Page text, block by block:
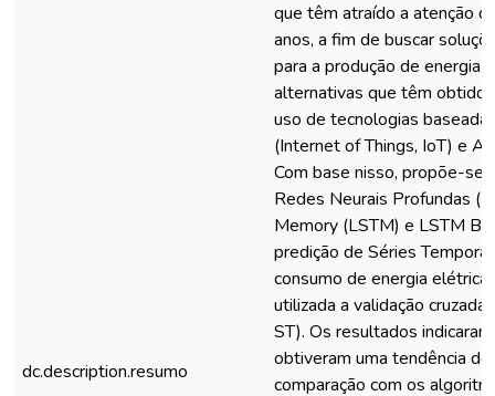
dc.description.resumo
que têm atraído a atenção
anos, a fim de buscar
para a produção de energia
alternativas que têm obtido
uso de tecnologias
(Internet of Things, IoT) e
Com base nisso, propõe-se
Redes Neurais Profundas
Memory (LSTM) e LSTM
predição de Séries
consumo de energia
utilizada a validação
ST). Os resultados
obtiveram uma tendência
comparação com os